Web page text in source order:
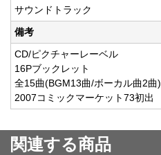
サウンドトラック
備考
CD/ピクチャーレーベル
16Pブックレット
全15曲(BGM13曲/ボーカル曲2曲)
2007コミックマーケット73初出
関連する商品